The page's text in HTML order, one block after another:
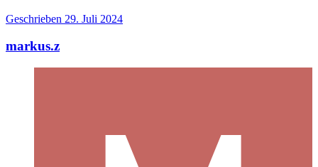
Geschrieben 29. Juli 2024
markus.z